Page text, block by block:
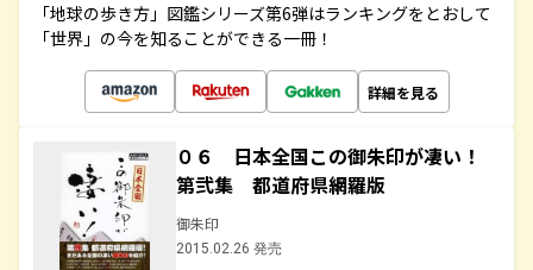
「地球の歩き方」図鑑シリーズ第6弾はランキングをとおして
「世界」の今を知ることができる一冊！
詳細を見る
０６ 日本全国この御朱印が凄い！
第弐集 都道府県網羅版
御朱印
2015.02.26 発売